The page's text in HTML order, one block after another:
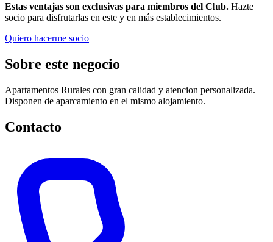
Estas ventajas son exclusivas para miembros del Club. Hazte
socio para disfrutarlas en este y en más establecimientos.
Quiero hacerme socio
Sobre este negocio
Apartamentos Rurales con gran calidad y atencion personalizada.
Disponen de aparcamiento en el mismo alojamiento.
Contacto